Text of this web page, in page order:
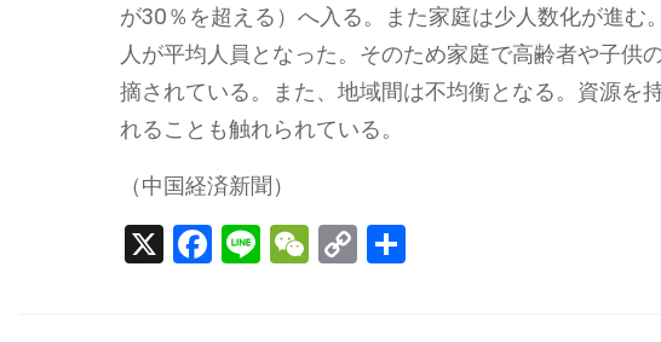
が30％を超える）へ入る。また家庭は少人数化が進
人が平均人員となった。そのため家庭で高齢者や子供
摘されている。また、地域間は不均衡となる。資源を
れることも触れられている。
（中国経済新聞）
X F
a
Li
n
W
e
C
o